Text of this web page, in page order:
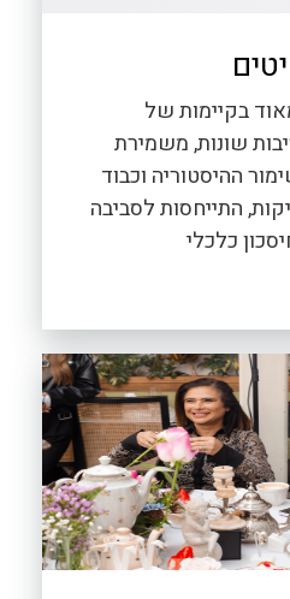
בקיימות של
שונות, משמירת
ההיסטוריה וכבוד
התייחסות לסביבה
כלכלי